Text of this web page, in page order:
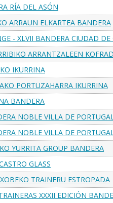
RÍA DEL ASÓN
ARRAUN ELKARTEA BANDERA
- XLVII BANDERA CIUDAD DE
Anglada Blanquet
ARRANTZALEEN
IKURRINA
PORTUZAHARRA IKURRINA
BANDERA
NOBLE VILLA DE
NOBLE VILLA DE
YURRITA GROUP BANDERA
GLASS
TRAINERU ESTROPADA
XXXII EDICIÓN